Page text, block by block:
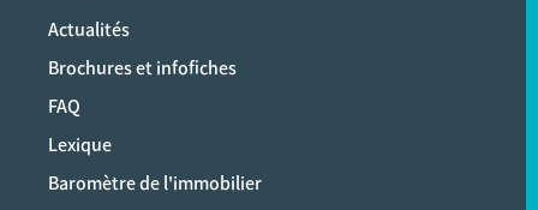
Actualités
Brochures et infofiches
FAQ
Lexique
Baromètre de l'immobilier